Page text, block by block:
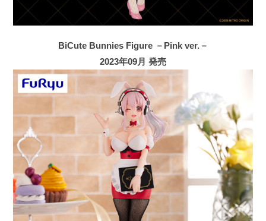
BiCute Bunnies Figure －Pink ver.－
2023年09月 発売